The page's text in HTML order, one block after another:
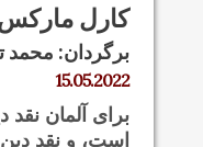
کارل
برگردان: محمد
15.05.2022
برای آلمان نقد
است، و نقد